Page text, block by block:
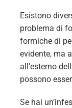
Esistono
problema di
formiche di
evidente, ma
all’esterno
possono
Se hai